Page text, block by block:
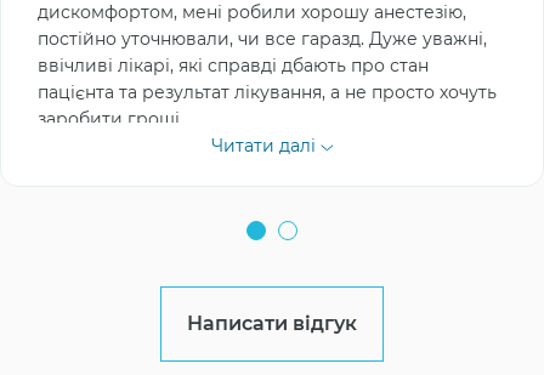
дискомфортом, мені робили хорошу анестезію,
постійно уточнювали, чи все гаразд. Дуже уважні,
ввічливі лікарі, які справді дбають про стан
пацієнта та результат лікування, а не просто хочуть
заробити гроші.
Читати далі
Написати відгук